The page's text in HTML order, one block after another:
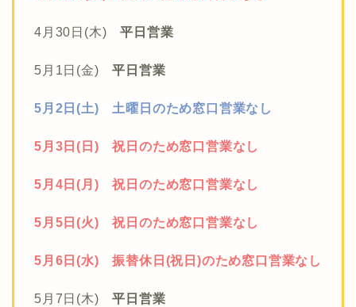
4月30日(木)平日営業
5月1日(金)平日営業
5月2日(土) 土曜日のため窓口営業なし
5月3日(日) 祝日のため窓口営業なし
5月4日(月) 祝日のため窓口営業なし
5月5日(火) 祝日のため窓口営業なし
5月6日(水) 振替休日(祝日)のため窓口営業なし
5月7日(木)平日営業